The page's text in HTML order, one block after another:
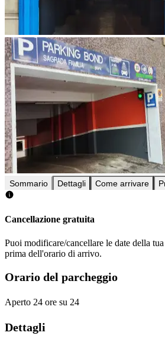
Sommario Dettagli Come arrivare
Cancellazione gratuita
Puoi modificare/cancellare le date della
prima dell'orario di arrivo.
Orario del parcheggio
Aperto 24 ore su 24
Dettagli